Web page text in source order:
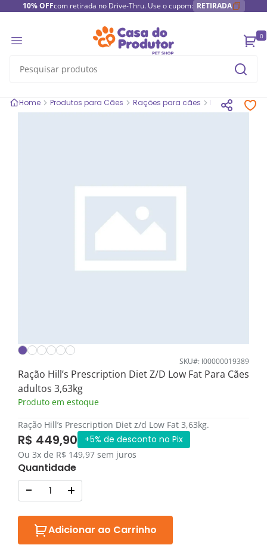
10% OFFcom retirada no Drive-Thru. Use o cupom: RETIRADA
0
Home Produtos para Cães Rações para cães Rações
SKU#: I00000019389
Ração Hill’s Prescription Diet Z/D Low Fat Para Cães
adultos 3,63kg
Produto em estoque
Ração Hill’s Prescription Diet z/d Low Fat 3,63kg.
R$ 449,90 +5% de desconto no Pix
Ou 3x de R$ 149,97 sem juros
Quantidade
- +
Adicionar ao Carrinho